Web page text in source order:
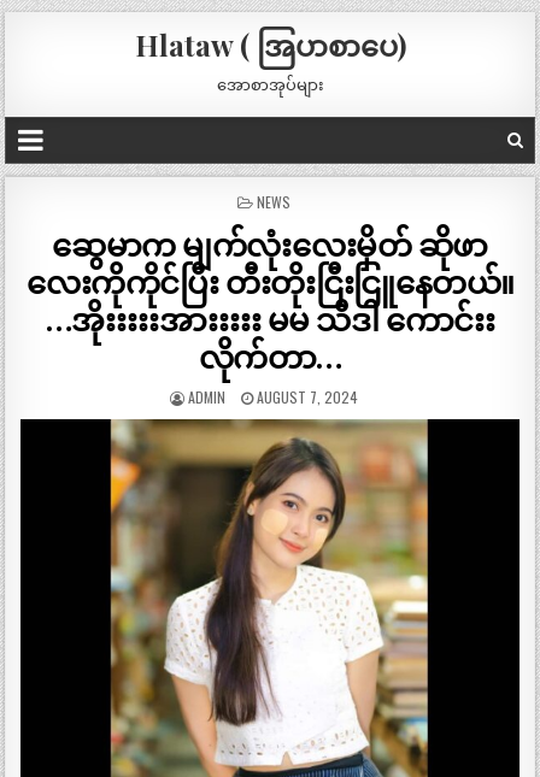
Hlataw ( အြပာစာပေ)
အောစာအုပ်များ
POSTED
NEWS
ဆွေမာက မျက်လုံးလေးမှိတ် ဆိုဖာ
လေးကိုကိုင်ပြီး တီးတိုးငြီးငြူနေတယ်။
…အိုးးးးးအားးးးး မမ သီဒါ ကောင်းး
လိုက်တာ…
ADMIN AUGUST 7, 2024